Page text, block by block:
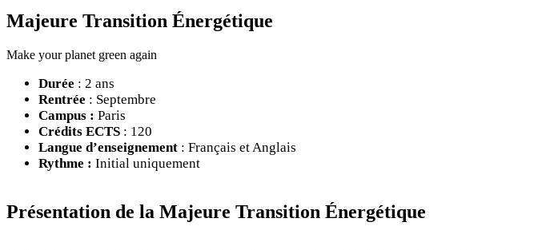
Majeure Transition Énergétique
Make your planet green again
Durée : 2 ans
Rentrée : Septembre
Campus : Paris
Crédits ECTS : 120
Langue d’enseignement : Français et Anglais
Rythme : Initial uniquement
Présentation de la Majeure Transition Énergétique